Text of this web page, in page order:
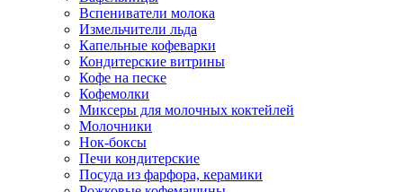
Вспениватели молока
Измельчители льда
Капельные кофеварки
Кондитерские витрины
Кофе на песке
Кофемолки
Миксеры для молочных коктейлей
Молочники
Нок-боксы
Печи кондитерские
Посуда из фарфора, керамики